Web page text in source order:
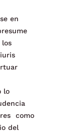
en
los
lo
como
del